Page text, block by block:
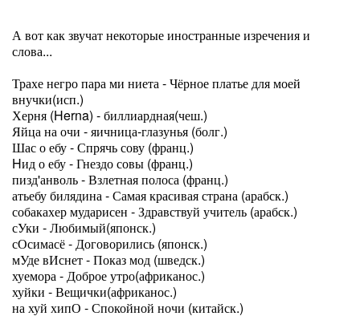
А вот как звучат некоторые иностранные изречения и
слова...
Трахе негро пара ми ниета - Чёрное платье для моей
внучки(исп.)
Херня (Herna) - биллиардная(чеш.)
Яйца на очи - яичница-глазунья (болг.)
Шас о ебу - Спрячь сову (франц.)
Hид о ебу - Гнездо совы (франц.)
пизд'анволь - Взлетная полоса (франц.)
атьебу билядина - Самая красивая страна (арабск.)
собакахер мударисен - Здравствуй учитель (арабск.)
сУки - Любимый(японск.)
сОсимасё - Договорились (японск.)
мУде вИснет - Показ мод (шведск.)
хуемора - Доброе утро(африканос.)
хуйки - Вещички(африканос.)
на хуй хипО - Спокойной ночи (китайск.)